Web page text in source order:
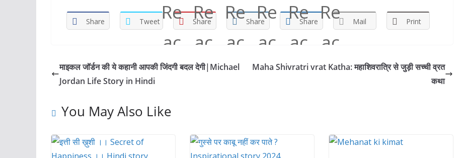
e
b
o
k
to
d
n
ai
l
ar
e
Share Tweet Share Share Share Mail Print
माइकल जॉर्डन की ये कहानी आपकी जिंदगी बदल देगी|Michael
Jordan Life Story in Hindi
Maha Shivratri vrat Katha: महाशिवरात्रि से जुड़ी सच्ची व्रत
कथा
You May Also Like